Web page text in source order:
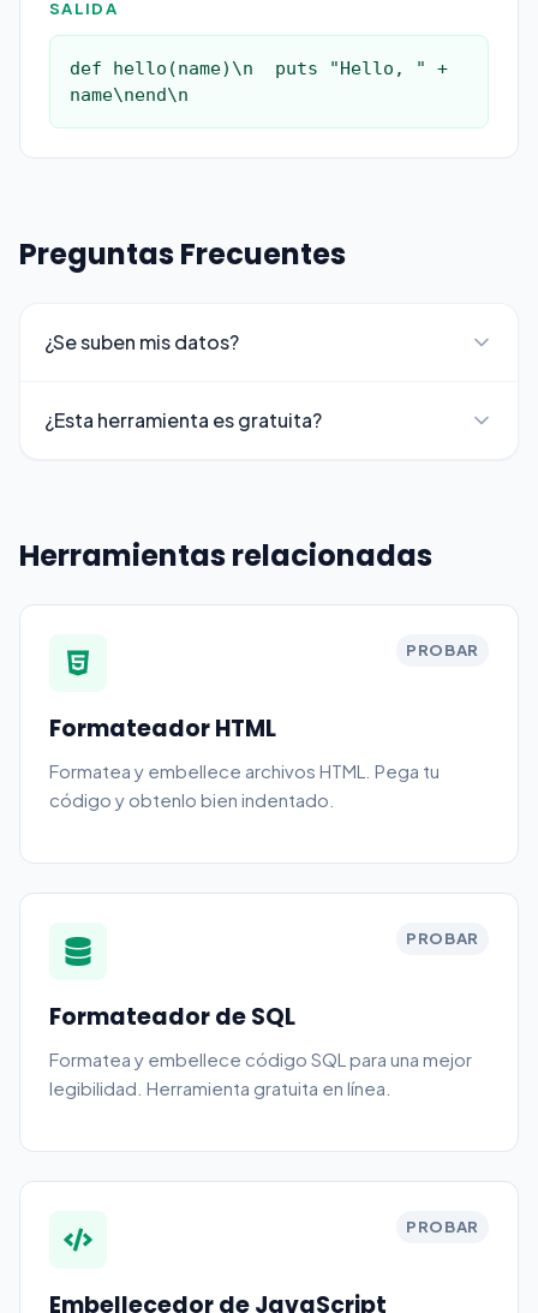
SALIDA
def hello(name)\n  puts "Hello, " +
name\nend\n
Preguntas Frecuentes
¿Se suben mis datos?
¿Esta herramienta es gratuita?
Herramientas relacionadas
PROBAR
Formateador HTML
Formatea y embellece archivos HTML. Pega tu
código y obtenlo bien indentado.
PROBAR
Formateador de SQL
Formatea y embellece código SQL para una mejor
legibilidad. Herramienta gratuita en línea.
PROBAR
Embellecedor de JavaScript